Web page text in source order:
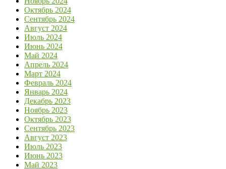
Октябрь 2024
Сентябрь 2024
Август 2024
Июль 2024
Июнь 2024
Май 2024
Апрель 2024
Март 2024
Февраль 2024
Январь 2024
Декабрь 2023
Ноябрь 2023
Октябрь 2023
Сентябрь 2023
Август 2023
Июль 2023
Июнь 2023
Май 2023